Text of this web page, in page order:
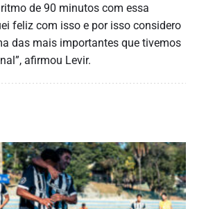
de 90 minutos com essa
feliz com isso e por isso considero
das mais importantes que tivemos
afirmou Levir.